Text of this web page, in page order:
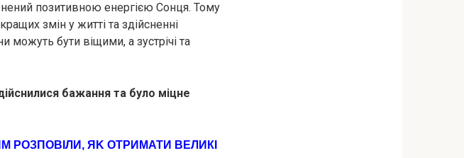
позитивною енергією Сонця. Тому
змін у житті та здійсненні
можуть бути віщими, а зустрічі та
бажання та було міцне
РOЗПОВІЛИ, ЯK ОТРИМАТИ ВЕЛИКІ